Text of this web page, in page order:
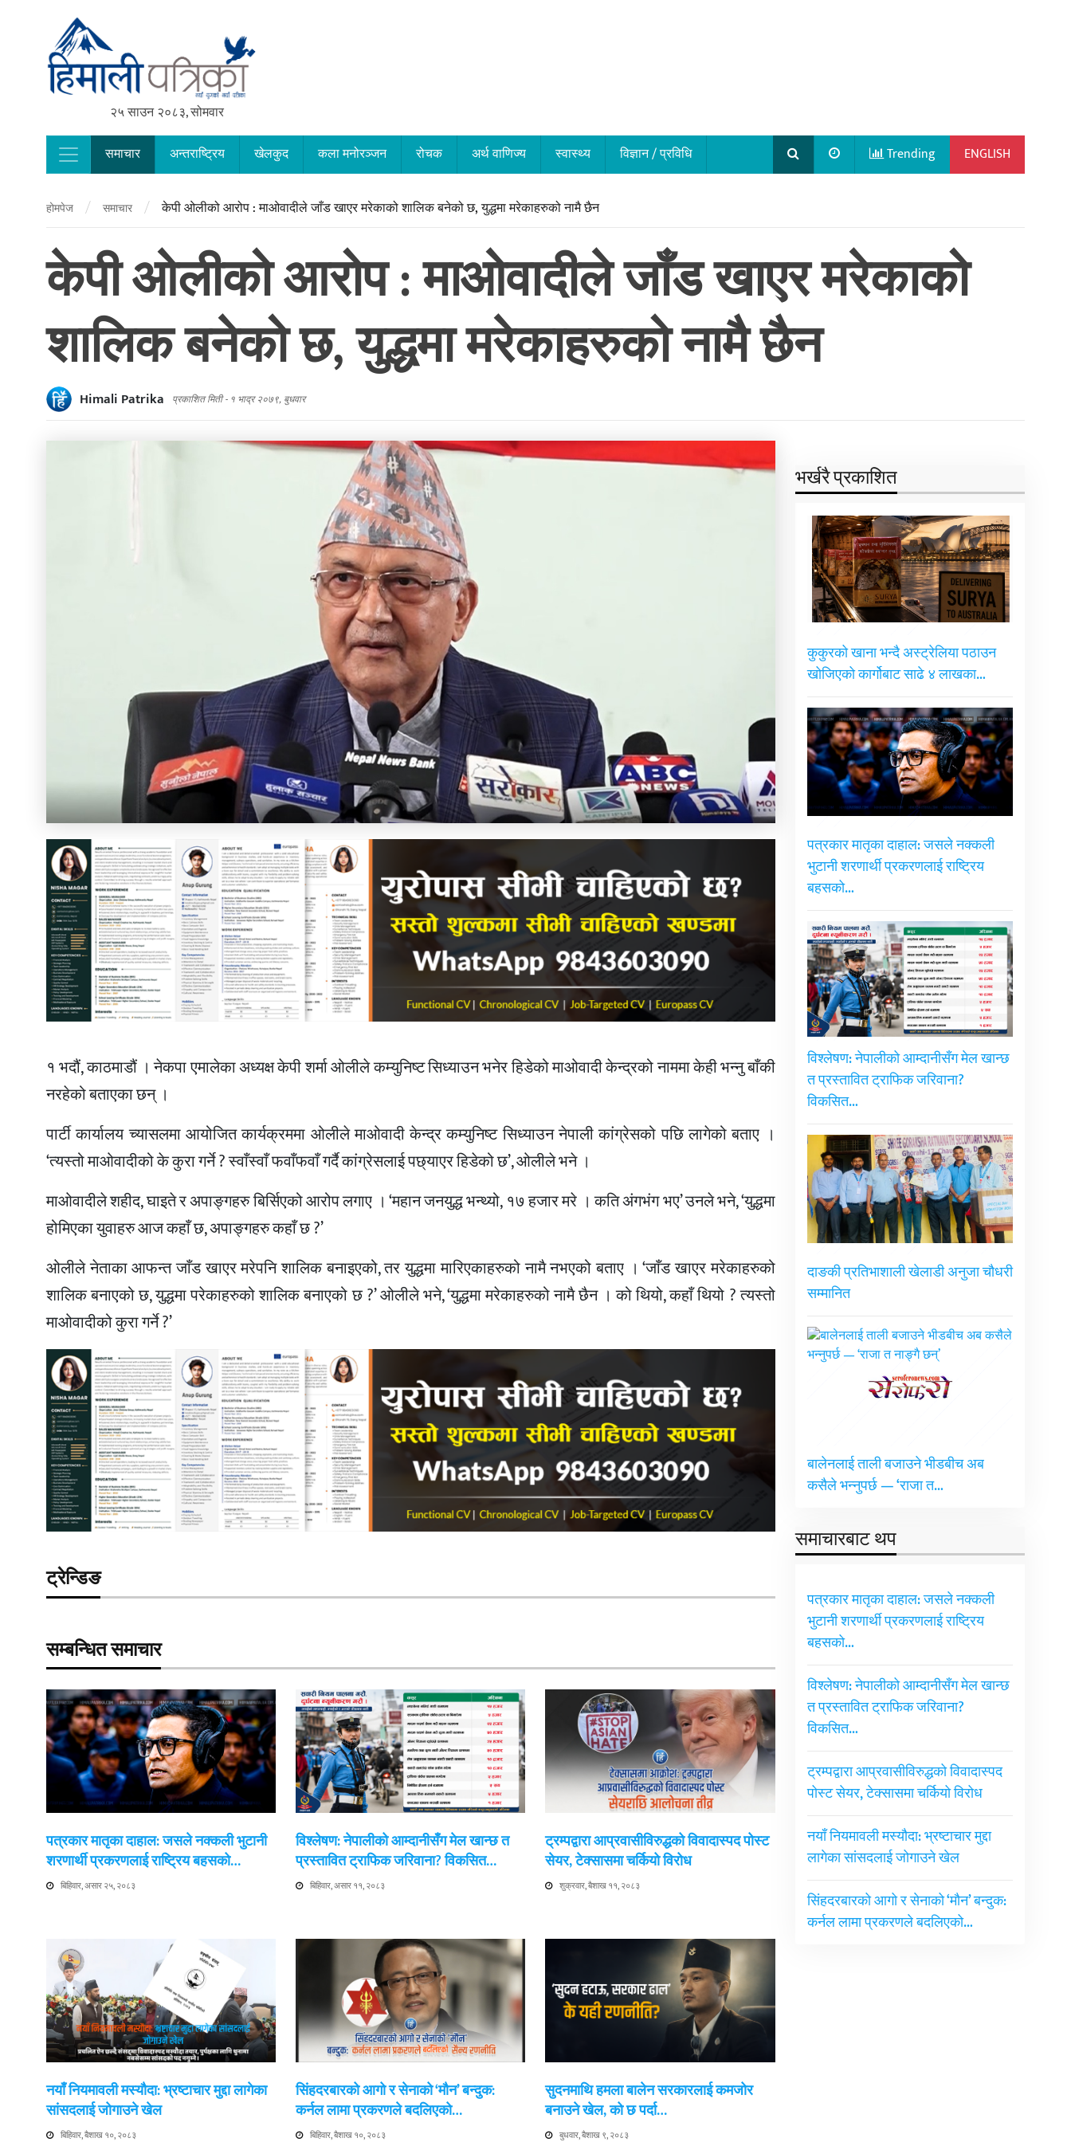
२५ साउन २०८३, सोमवार
Main Navigation
समाचार अन्तराष्ट्रिय खेलकुद कला मनोरञ्जन रोचक अर्थ वाणिज्य स्वास्थ्य विज्ञान / प्रविधि Trending ENGLISH
होमपेज / समाचार / केपी ओलीको आरोप : माओवादीले जाँड खाएर मरेकाको शालिक बनेको छ, युद्धमा मरेकाहरुको नामै छैन
केपी ओलीको आरोप : माओवादीले जाँड खाएर मरेकाको
शालिक बनेको छ, युद्धमा मरेकाहरुको नामै छैन
Himali Patrika प्रकाशित मिती - १ भाद्र २०७९, बुधवार
१ भदौं, काठमाडौं । नेकपा एमालेका अध्यक्ष केपी शर्मा ओलीले कम्युनिष्ट सिध्याउन भनेर हिडेको माओवादी केन्द्रको नाममा केही भन्नु बाँकी
नरहेको बताएका छन् ।
पार्टी कार्यालय च्यासलमा आयोजित कार्यक्रममा ओलीले माओवादी केन्द्र कम्युनिष्ट सिध्याउन नेपाली कांग्रेसको पछि लागेको बताए ।
‘त्यस्तो माओवादीको के कुरा गर्ने ? स्वाँस्वाँ फवाँफवाँ गर्दै कांग्रेसलाई पछ्याएर हिडेको छ’, ओलीले भने ।
माओवादीले शहीद, घाइते र अपाङ्गहरु बिर्सिएको आरोप लगाए । ‘महान जनयुद्ध भन्थ्यो, १७ हजार मरे । कति अंगभंग भए’ उनले भने, ‘युद्धमा
होमिएका युवाहरु आज कहाँ छ, अपाङ्गहरु कहाँ छ ?’
ओलीले नेताका आफन्त जाँड खाएर मरेपनि शालिक बनाइएको, तर युद्धमा मारिएकाहरुको नामै नभएको बताए । ‘जाँड खाएर मरेकाहरुको
शालिक बनाएको छ, युद्धमा परेकाहरुको शालिक बनाएको छ ?’ ओलीले भने, ‘युद्धमा मरेकाहरुको नामै छैन । को थियो, कहाँ थियो ? त्यस्तो
माओवादीको कुरा गर्ने ?’
ट्रेन्डिङ
सम्बन्धित समाचार
पत्रकार मातृका दाहाल: जसले नक्कली भुटानी
शरणार्थी प्रकरणलाई राष्ट्रिय बहसको…
बिहिवार, असार २५, २०८३
विश्लेषण: नेपालीको आम्दानीसँग मेल खान्छ त
प्रस्तावित ट्राफिक जरिवाना? विकसित…
बिहिवार, असार ११, २०८३
ट्रम्पद्वारा आप्रवासीविरुद्धको विवादास्पद पोस्ट
सेयर, टेक्सासमा चर्कियो विरोध
शुक्रवार, बैशाख ११, २०८३
नयाँ नियमावली मस्यौदा: भ्रष्टाचार मुद्दा लागेका
सांसदलाई जोगाउने खेल
बिहिवार, बैशाख १०, २०८३
सिंहदरबारको आगो र सेनाको ‘मौन’ बन्दुक:
कर्नल लामा प्रकरणले बदलिएको…
बिहिवार, बैशाख १०, २०८३
सुदनमाथि हमला बालेन सरकारलाई कमजोर
बनाउने खेल, को छ पर्दा…
बुधवार, बैशाख ९, २०८३
भर्खरै प्रकाशित
कुकुरको खाना भन्दै अस्ट्रेलिया पठाउन
खोजिएको कार्गोबाट साढे ४ लाखका…
पत्रकार मातृका दाहाल: जसले नक्कली
भुटानी शरणार्थी प्रकरणलाई राष्ट्रिय
बहसको…
विश्लेषण: नेपालीको आम्दानीसँग मेल खान्छ
त प्रस्तावित ट्राफिक जरिवाना?
विकसित…
दाङकी प्रतिभाशाली खेलाडी अनुजा चौधरी
सम्मानित
बालेनलाई ताली बजाउने भीडबीच अब
कसैले भन्नुपर्छ — ‘राजा त…
समाचारबाट थप
पत्रकार मातृका दाहाल: जसले नक्कली
भुटानी शरणार्थी प्रकरणलाई राष्ट्रिय
बहसको…
विश्लेषण: नेपालीको आम्दानीसँग मेल खान्छ
त प्रस्तावित ट्राफिक जरिवाना?
विकसित…
ट्रम्पद्वारा आप्रवासीविरुद्धको विवादास्पद
पोस्ट सेयर, टेक्सासमा चर्कियो विरोध
नयाँ नियमावली मस्यौदा: भ्रष्टाचार मुद्दा
लागेका सांसदलाई जोगाउने खेल
सिंहदरबारको आगो र सेनाको ‘मौन’ बन्दुक:
कर्नल लामा प्रकरणले बदलिएको…